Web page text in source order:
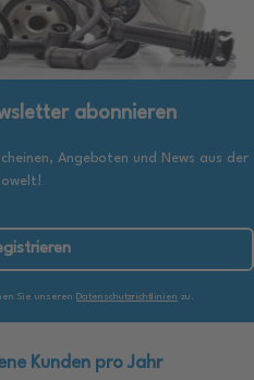
abonnieren
Angeboten und News aus der
Sie unseren Datenschutzrichtlinien zu.
Kunden pro Jahr